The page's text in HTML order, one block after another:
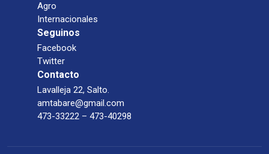
Agro
Internacionales
Seguinos
Facebook
Twitter
Contacto
Lavalleja 22, Salto.
amtabare@gmail.com
473-33222 – 473-40298